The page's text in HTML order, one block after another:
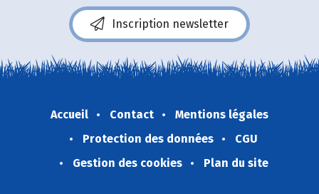
Inscription newsletter
Accueil Contact
Mentions légales
Protection des données
CGU
Gestion des cookies
Plan du site